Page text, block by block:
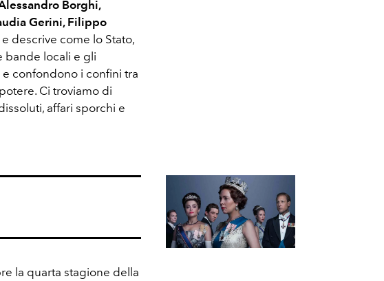
Borghi,
Gerini, Filippo
descrive come lo Stato,
bande locali e gli
confondono i confini tra
Ci troviamo di
affari sporchi e
la quarta stagione della